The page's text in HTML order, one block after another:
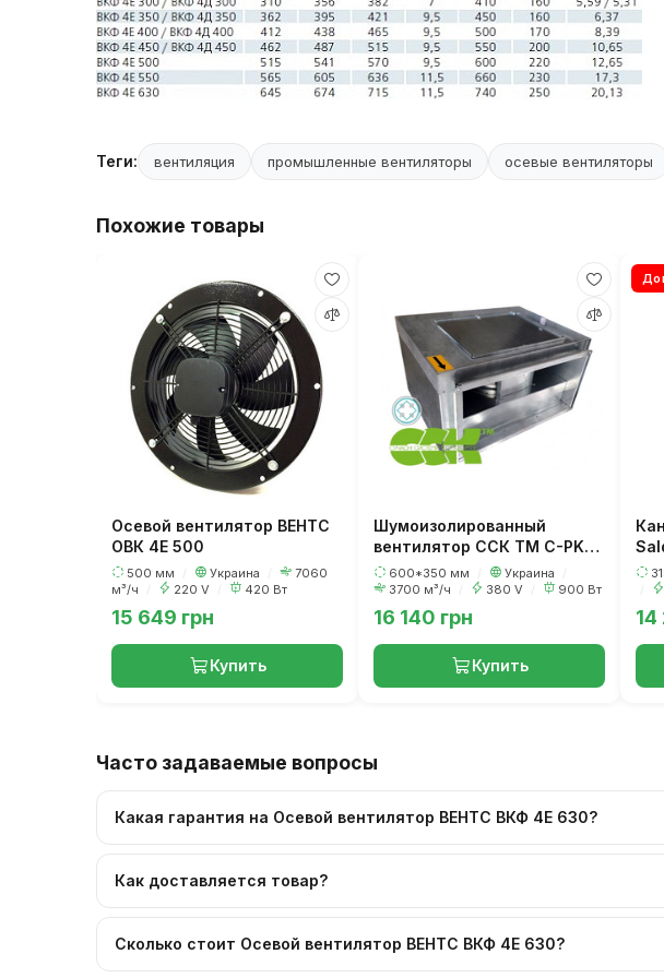
Теги: вентиляция промышленные вентиляторы осевые вентиляторы
Похожие товары
Осевой вентилятор ВЕНТС
ОВК 4Е 500
500 мм Украина
7060
м³/ч
220 V 420 Вт
15 649 грн
Купить
Шумоизолированный
вентилятор ССК ТМ C-PKV-
S-60-35-6-380
600*350 мм Украина
3700 м³/ч
380 V 900 Вт
16 140 грн
Купить
14
Часто задаваемые вопросы
Какая гарантия на Осевой вентилятор ВЕНТС ВКФ 4Е 630?
Как доставляется товар?
Сколько стоит Осевой вентилятор ВЕНТС ВКФ 4Е 630?